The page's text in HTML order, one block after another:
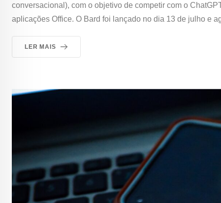
conversacional), com o objetivo de competir com o
aplicações Office. O Bard foi lançado no dia 13 de julho e
LER MAIS